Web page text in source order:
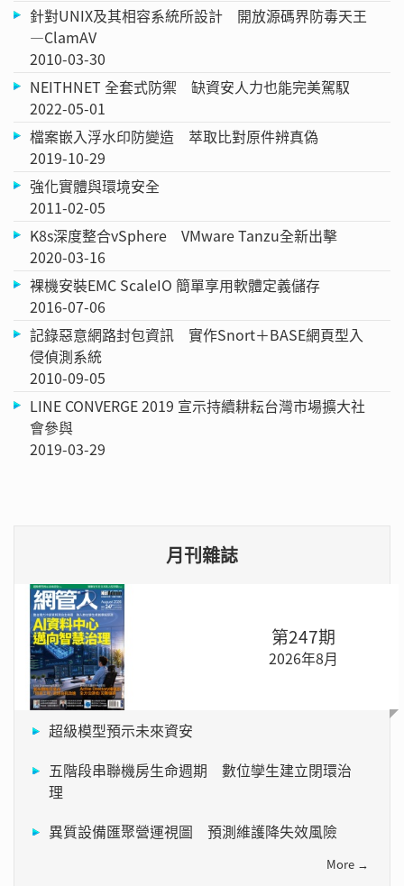
針對UNIX及其相容系統所設計 開放源碼界防毒天王
—ClamAV
2010-03-30
NEITHNET 全套式防禦 缺資安人力也能完美駕馭
2022-05-01
檔案嵌入浮水印防變造 萃取比對原件辨真偽
2019-10-29
強化實體與環境安全
2011-02-05
K8s深度整合vSphere VMware Tanzu全新出擊
2020-03-16
裸機安裝EMC ScaleIO 簡單享用軟體定義儲存
2016-07-06
記錄惡意網路封包資訊 實作Snort＋BASE網頁型入
侵偵測系統
2010-09-05
LINE CONVERGE 2019 宣示持續耕耘台灣市場擴大社
會參與
2019-03-29
月刊雜誌
第247期
2026年8月
超級模型預示未來資安
五階段串聯機房生命週期 數位孿生建立閉環治
理
異質設備匯聚營運視圖 預測維護降失效風險
More →